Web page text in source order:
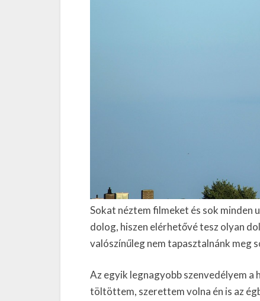
Sokat néztem filmeket és sok minden
dolog, hiszen elérhetővé tesz olyan
valószínűleg nem tapasztalnánk meg
Az egyik legnagyobb szenvedélyem
töltöttem, szerettem volna én is az